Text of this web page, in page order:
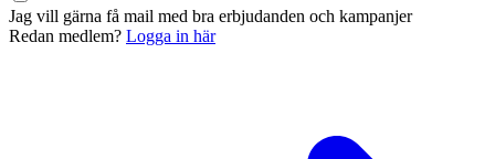
Jag vill gärna få mail med bra erbjudanden och kampanjer
Redan medlem? Logga in här